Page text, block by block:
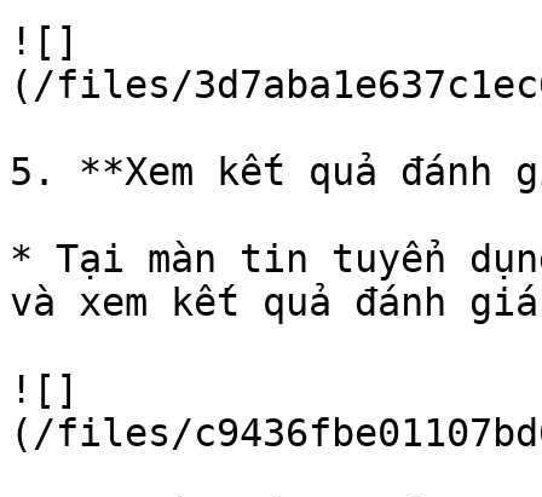
![]
(/files/
5. **Xem kết quả đánh
* Tại màn tin tuyển
và xem kết quả đánh
![]
(/files/